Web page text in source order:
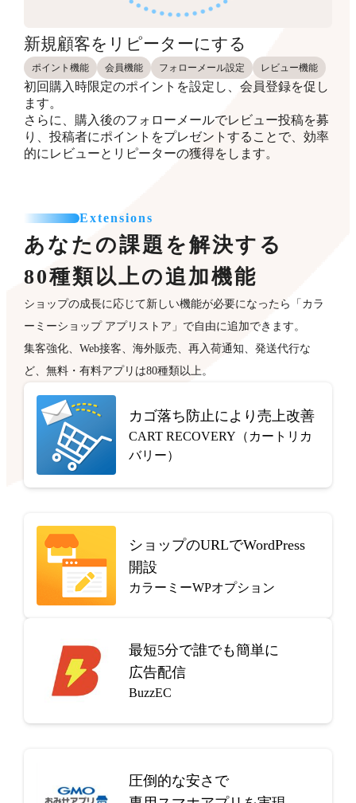
新規顧客をリピーターにする
ポイント機能 会員機能 フォローメール設定 レビュー機能
初回購入時限定のポイントを設定し、会員登録を促し
ます。
さらに、購入後のフォローメールでレビュー投稿を募
り、投稿者にポイントをプレゼントすることで、効率
的にレビューとリピーターの獲得をします。
Extensions
あなたの課題を解決する
80種類以上の追加機能
ショップの成長に応じて新しい機能が必要になったら「カラ
ーミーショップ アプリストア」で自由に追加できます。
集客強化、Web接客、海外販売、再入荷通知、発送代行な
ど、無料・有料アプリは80種類以上。
カゴ落ち防止により売上改善
CART RECOVERY（カートリカ
バリー）
ショップのURLでWordPress
開設
カラーミーWPオプション
最短5分で誰でも簡単に
広告配信
BuzzEC
圧倒的な安さで